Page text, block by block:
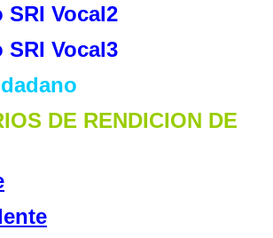
Vocal2
Vocal3
DE RENDICION DE